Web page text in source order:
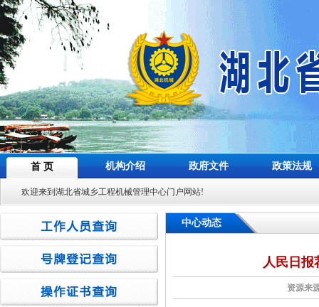
首 页 机构介绍 政府文件 政策法规
欢迎来到湖北省城乡工程机械管理中心门户网站!
中心动态
人民日报
资源来